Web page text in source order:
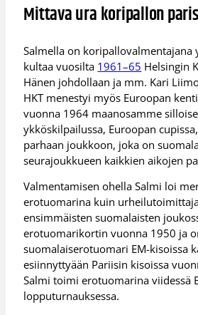
Mittava ura koripallon
Salmella on koripallovalmentajana
kultaa vuosilta 1961–65 Helsingin
Hänen johdollaan ja mm. Kari
HKT menestyi myös Euroopan
vuonna 1964 maanosamme
ykköskilpailussa, Euroopan
parhaan joukkoon, joka on
seurajoukkueen kaikkien aikojen
Valmentamisen ohella Salmi loi
erotuomarina kuin
ensimmäisten suomalaisten
erotuomarikortin vuonna 1950 ja
suomalaiserotuomari EM-kisoissa
esiinnyttyään Pariisin kisoissa
Salmi toimi erotuomarina viidessä
lopputurnauksessa.